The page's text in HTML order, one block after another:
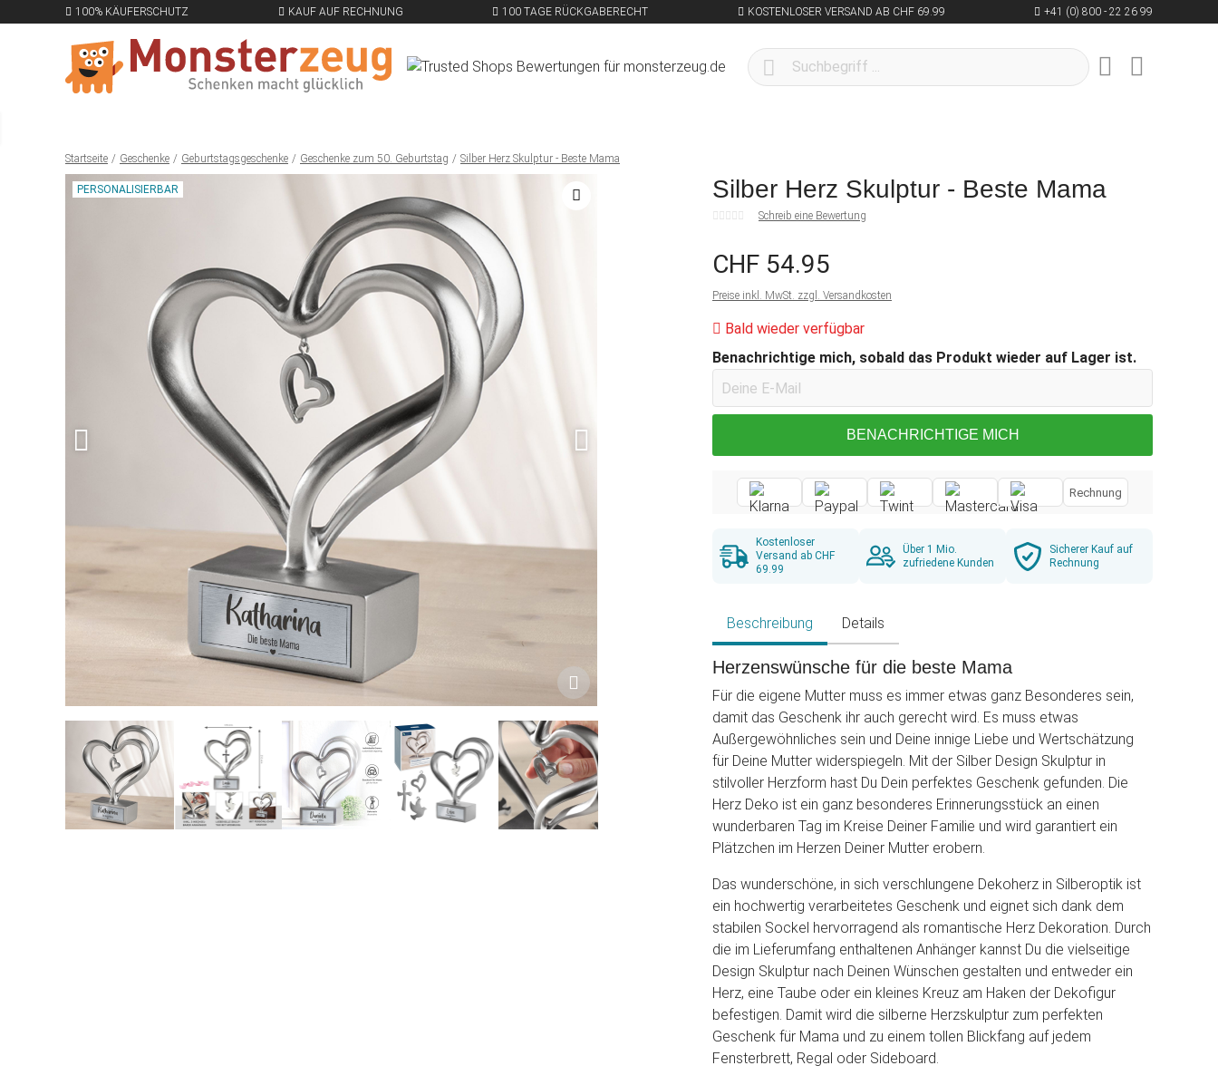
100% KÄUFERSCHUTZ KAUF AUF RECHNUNG 100 TAGE RÜCKGABERECHT KOSTENLOSER VERSAND AB CHF 69.99 +41 (0) 800 - 22 26 99
Startseite Geschenke Geburtstagsgeschenke Geschenke zum 50. Geburtstag Silber Herz Skulptur - Beste Mama
PERSONALISIERBAR Silber Herz Skulptur - Beste Mama
Schreib eine Bewertung
CHF 54.95
Preise inkl. MwSt. zzgl. Versandkosten
Bald wieder verfügbar
Benachrichtige mich, sobald das Produkt wieder auf Lager ist.
BENACHRICHTIGE MICH
Rechnung
Kostenloser
Versand ab CHF
69.99
Über 1 Mio.
zufriedene Kunden
Sicherer Kauf auf
Rechnung
Beschreibung Details
Herzenswünsche für die beste Mama
Für die eigene Mutter muss es immer etwas ganz Besonderes sein,
damit das Geschenk ihr auch gerecht wird. Es muss etwas
Außergewöhnliches sein und Deine innige Liebe und Wertschätzung
für Deine Mutter widerspiegeln. Mit der Silber Design Skulptur in
stilvoller Herzform hast Du Dein perfektes Geschenk gefunden. Die
Herz Deko ist ein ganz besonderes Erinnerungsstück an einen
wunderbaren Tag im Kreise Deiner Familie und wird garantiert ein
Plätzchen im Herzen Deiner Mutter erobern.
Das wunderschöne, in sich verschlungene Dekoherz in Silberoptik ist
ein hochwertig verarbeitetes Geschenk und eignet sich dank dem
stabilen Sockel hervorragend als romantische Herz Dekoration. Durch
die im Lieferumfang enthaltenen Anhänger kannst Du die vielseitige
Design Skulptur nach Deinen Wünschen gestalten und entweder ein
Herz, eine Taube oder ein kleines Kreuz am Haken der Dekofigur
befestigen. Damit wird die silberne Herzskulptur zum perfekten
Geschenk für Mama und zu einem tollen Blickfang auf jedem
Fensterbrett, Regal oder Sideboard.